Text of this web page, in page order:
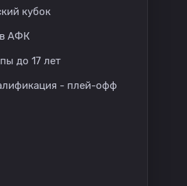
кубок
АФК
до 17 лет
- плей-офф